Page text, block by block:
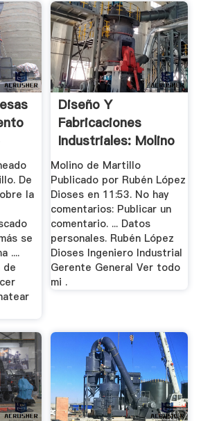
De
la
se
....
de
Diseño Y
Fabricaciones
Industriales: Molino
De Martillo
Molino de Martillo
Publicado por Rubén López
Dioses en 11:53. No hay
comentarios: Publicar un
comentario. ... Datos
personales. Rubén López
Dioses Ingeniero Industrial
Gerente General Ver todo
mi .